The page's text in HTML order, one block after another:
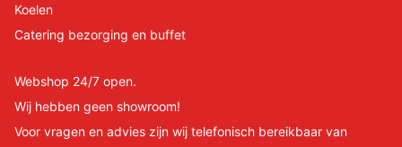
Koelen
Catering bezorging en buffet
Webshop 24/7 open.
Wij hebben geen showroom!
Voor vragen en advies zijn wij telefonisch bereikbaar van